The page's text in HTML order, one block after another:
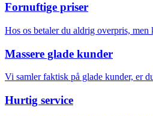
Fornuftige priser
Hos os betaler du aldrig overpris, men
Massere glade kunder
Vi samler faktisk på glade kunder, er
Hurtig service